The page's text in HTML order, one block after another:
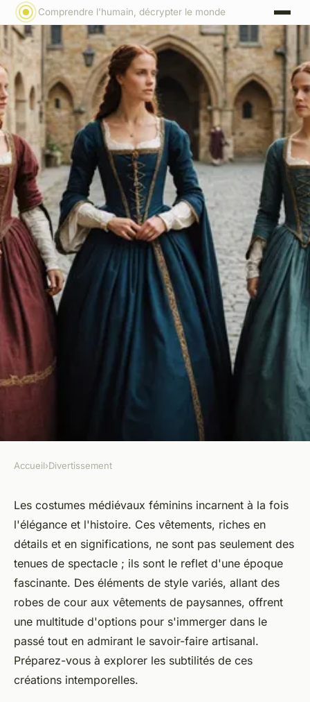
Comprendre l'humain, décrypter le monde
Costume médiéval femme :
élégance et histoire à portée
de main
Maxence•30 décembre 2024•3 min de lecture
Accueil›Divertissement
Les costumes médiévaux féminins incarnent à la fois
l'élégance et l'histoire. Ces vêtements, riches en
détails et en significations, ne sont pas seulement des
tenues de spectacle ; ils sont le reflet d'une époque
fascinante. Des éléments de style variés, allant des
robes de cour aux vêtements de paysannes, offrent
une multitude d'options pour s'immerger dans le
passé tout en admirant le savoir-faire artisanal.
Préparez-vous à explorer les subtilités de ces
créations intemporelles.